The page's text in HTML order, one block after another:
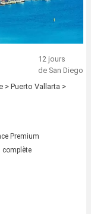
12 jours
de San Diego
> Puerto Vallarta >
Premium
complète